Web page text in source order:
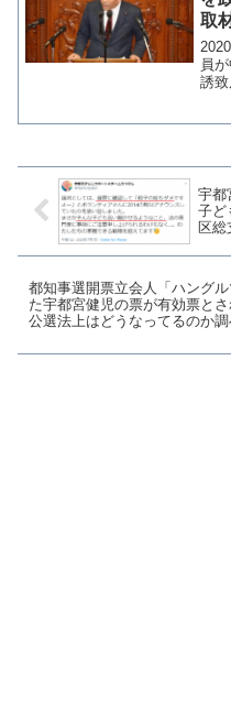
取
員
誘
宇都
子ど
区総
問の
都知事選開票立会人「ハング
た宇都宮健児の票が有効票と
公選法上はどうなってるのか